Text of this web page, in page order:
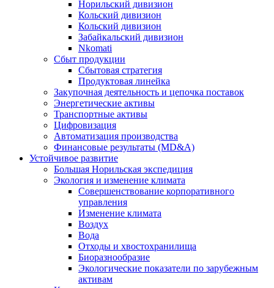
Норильский дивизион
Кольский дивизион
Кольский дивизион
Забайкальский дивизион
Nkomati
Сбыт продукции
Сбытовая стратегия
Продуктовая линейка
Закупочная деятельность и цепочка поставок
Энергетические активы
Транспортные активы
Цифровизация
Автоматизация производства
Финансовые результаты (MD&A)
Устойчивое развитие
Большая Норильская экспедиция
Экология и изменение климата
Совершенствование корпоративного
управления
Изменение климата
Воздух
Вода
Отходы и хвостохранилища
Биоразнообразие
Экологические показатели по зарубежным
активам